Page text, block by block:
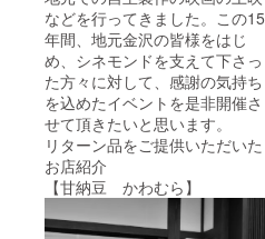
などを行ってきました。この15
年間、地元金沢の皆様をはじ
め、シネモンドを支えて下さっ
た方々に対して、感謝の気持ち
を込めたイベントを是非開催さ
せて頂きたいと思います。
リターン品をご提供いただいた
お店紹介
【甘納豆 かわむら】